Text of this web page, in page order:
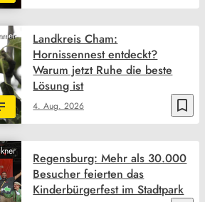
bookmark_border
4. Aug. 2026
Landkreis Cham:
Hornissennest entdeckt?
Warum jetzt Ruhe die beste
Lösung ist
Regensburg: Mehr als 30.000
Besucher feierten das
Kinderbürgerfest im Stadtpark